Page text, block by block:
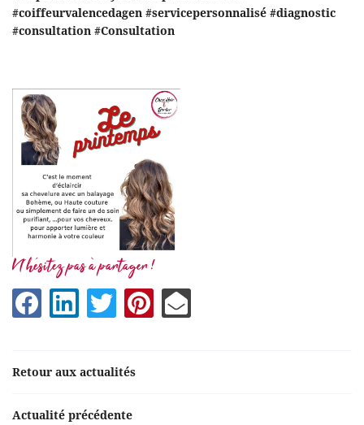
Accueil
Actu'
#coiffeurvalencedagen #servicepersonnalisé #diagnostic
#consultation #Consultation
N'hésitez pas à partager !
Retour aux actualités
Actualité précédente